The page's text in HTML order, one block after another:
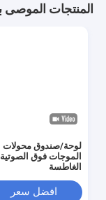
المنتجات الموصى
لوحة/صندوق محولات
الموجات فوق الصوتية
الغاطسة
افضل سعر